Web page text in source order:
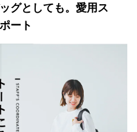
グとしても。愛用ス
ート